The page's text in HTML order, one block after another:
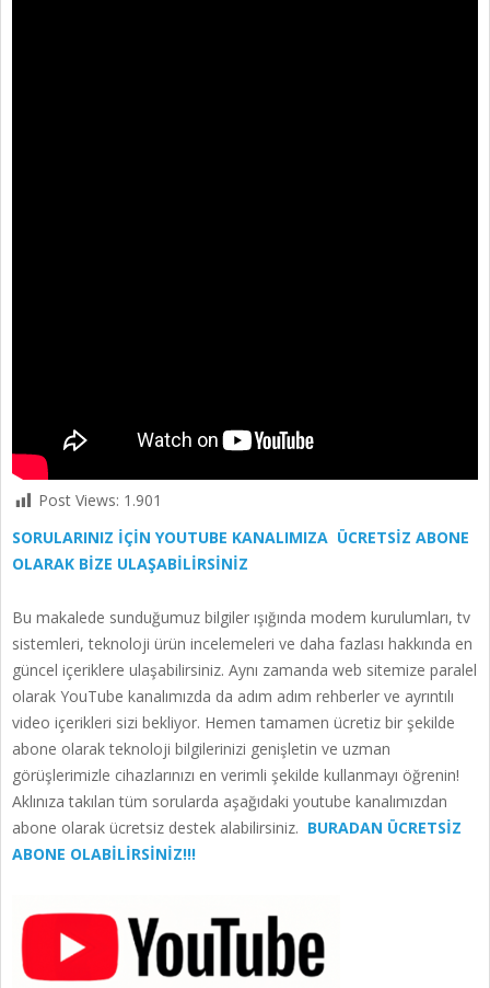
Post Views: 1.901
SORULARINIZ İÇİN YOUTUBE KANALIMIZA ÜCRETSİZ ABONE
OLARAK BİZE ULAŞABİLİRSİNİZ
Bu makalede sunduğumuz bilgiler ışığında modem kurulumları, tv
sistemleri, teknoloji ürün incelemeleri ve daha fazlası hakkında en
güncel içeriklere ulaşabilirsiniz. Aynı zamanda web sitemize paralel
olarak YouTube kanalımızda da adım adım rehberler ve ayrıntılı
video içerikleri sizi bekliyor. Hemen tamamen ücretiz bir şekilde
abone olarak teknoloji bilgilerinizi genişletin ve uzman
görüşlerimizle cihazlarınızı en verimli şekilde kullanmayı öğrenin!
Aklınıza takılan tüm sorularda aşağıdaki youtube kanalımızdan
abone olarak ücretsiz destek alabilirsiniz. BURADAN ÜCRETSİZ
ABONE OLABİLİRSİNİZ!!!